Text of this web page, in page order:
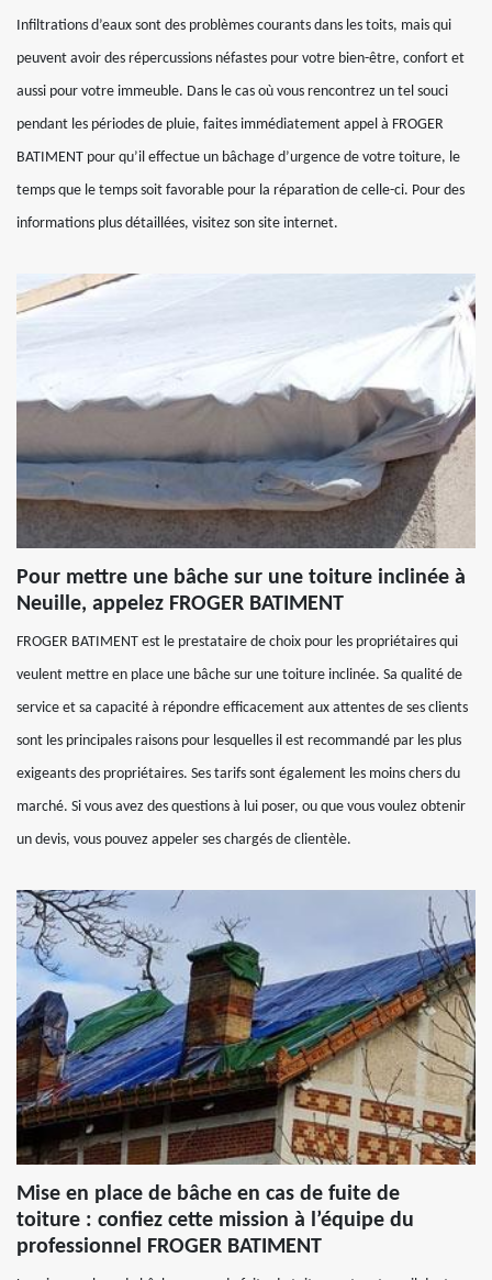
Infiltrations d’eaux sont des problèmes courants dans les toits, mais qui
peuvent avoir des répercussions néfastes pour votre bien-être, confort et
aussi pour votre immeuble. Dans le cas où vous rencontrez un tel souci
pendant les périodes de pluie, faites immédiatement appel à FROGER
BATIMENT pour qu’il effectue un bâchage d’urgence de votre toiture, le
temps que le temps soit favorable pour la réparation de celle-ci. Pour des
informations plus détaillées, visitez son site internet.
Pour mettre une bâche sur une toiture inclinée à
Neuille, appelez FROGER BATIMENT
FROGER BATIMENT est le prestataire de choix pour les propriétaires qui
veulent mettre en place une bâche sur une toiture inclinée. Sa qualité de
service et sa capacité à répondre efficacement aux attentes de ses clients
sont les principales raisons pour lesquelles il est recommandé par les plus
exigeants des propriétaires. Ses tarifs sont également les moins chers du
marché. Si vous avez des questions à lui poser, ou que vous voulez obtenir
un devis, vous pouvez appeler ses chargés de clientèle.
Mise en place de bâche en cas de fuite de
toiture : confiez cette mission à l’équipe du
professionnel FROGER BATIMENT